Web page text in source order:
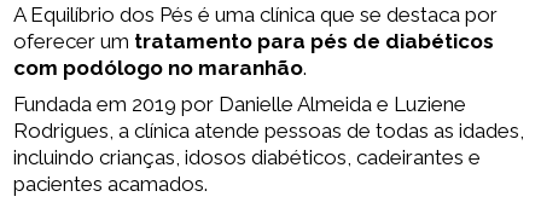
A Equilíbrio dos Pés é uma clínica que se destaca por
oferecer um tratamento para pés de diabéticos
com podólogo no maranhão.
Fundada em 2019 por Danielle Almeida e Luziene
Rodrigues, a clínica atende pessoas de todas as idades,
incluindo crianças, idosos diabéticos, cadeirantes e
pacientes acamados.